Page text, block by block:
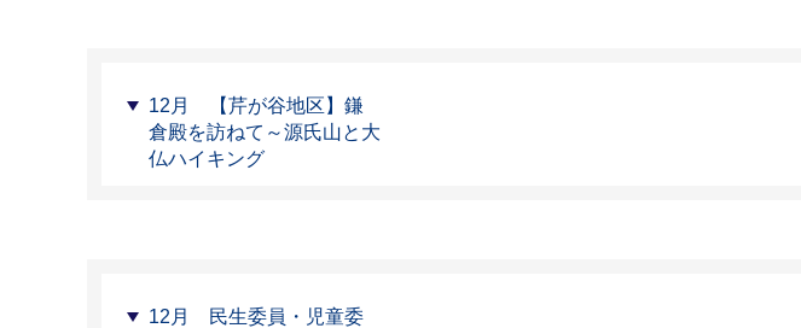
12月 【芹が谷地区】鎌
倉殿を訪ねて～源氏山と大
仏ハイキング
12月 民生委員・児童委